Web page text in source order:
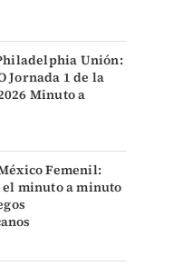
Unión:
Jornada 1 de la
Minuto a
Femenil:
el minuto a minuto